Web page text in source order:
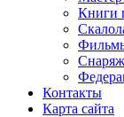
Книги
Контакты
Карта сайта